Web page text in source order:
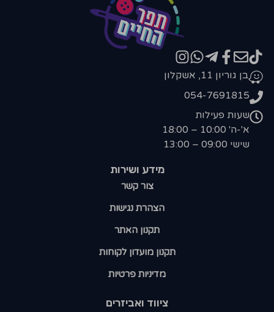
ציווד ואביזרים
מידע ושירות
צור קשר
הצהרת נגישות
תקנון האתר
תקנון מועדון לקוחות
מדיניות פרטיות
בן גוריון 11, אשקלון
054-7691815
שעות פעילות
א'-ה' 10:00 – 18:00
שישי 09:00 – 13:00